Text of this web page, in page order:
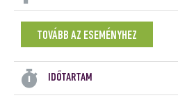
TOVÁBB AZ ESEMÉNYHEZ
IDŐTARTAM